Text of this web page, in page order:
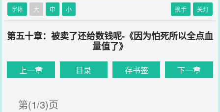
字体 大 中 小 换手 关灯
第五十章：被卖了还给数钱呢-《因为怕死所以全点血
量值了》
上一章 目录 存书签 下一章
第(1/3)页